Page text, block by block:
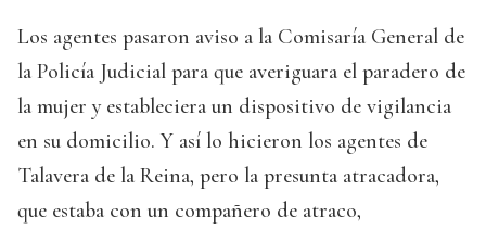
Los agentes pasaron aviso a la Comisaría General de
la Policía Judicial para que averiguara el paradero de
la mujer y estableciera un dispositivo de vigilancia
en su domicilio. Y así lo hicieron los agentes de
Talavera de la Reina, pero la presunta atracadora,
que estaba con un compañero de atraco,